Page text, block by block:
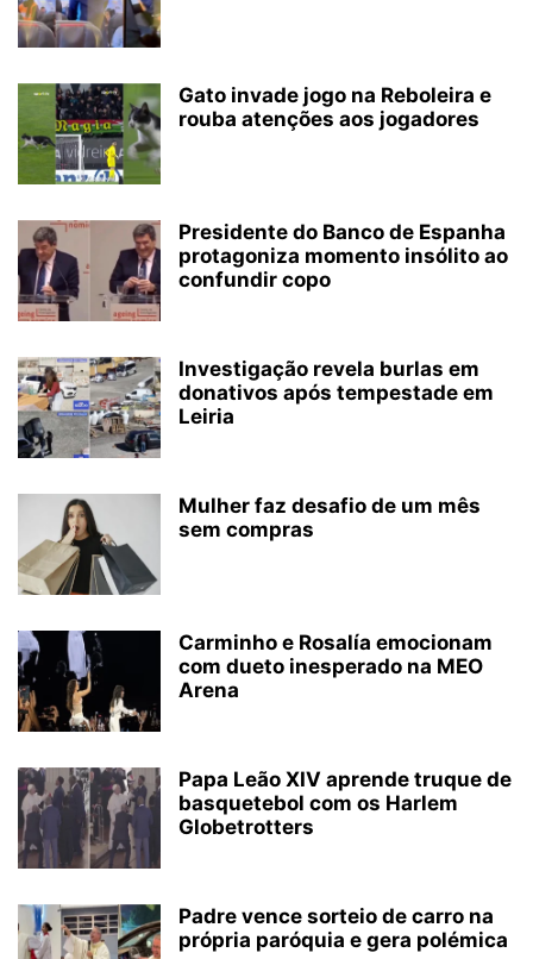
Gato invade jogo na Reboleira e
rouba atenções aos jogadores
Presidente do Banco de Espanha
protagoniza momento insólito ao
confundir copo
Investigação revela burlas em
donativos após tempestade em
Leiria
Mulher faz desafio de um mês
sem compras
Carminho e Rosalía emocionam
com dueto inesperado na MEO
Arena
Papa Leão XIV aprende truque de
basquetebol com os Harlem
Globetrotters
Padre vence sorteio de carro na
própria paróquia e gera polémica